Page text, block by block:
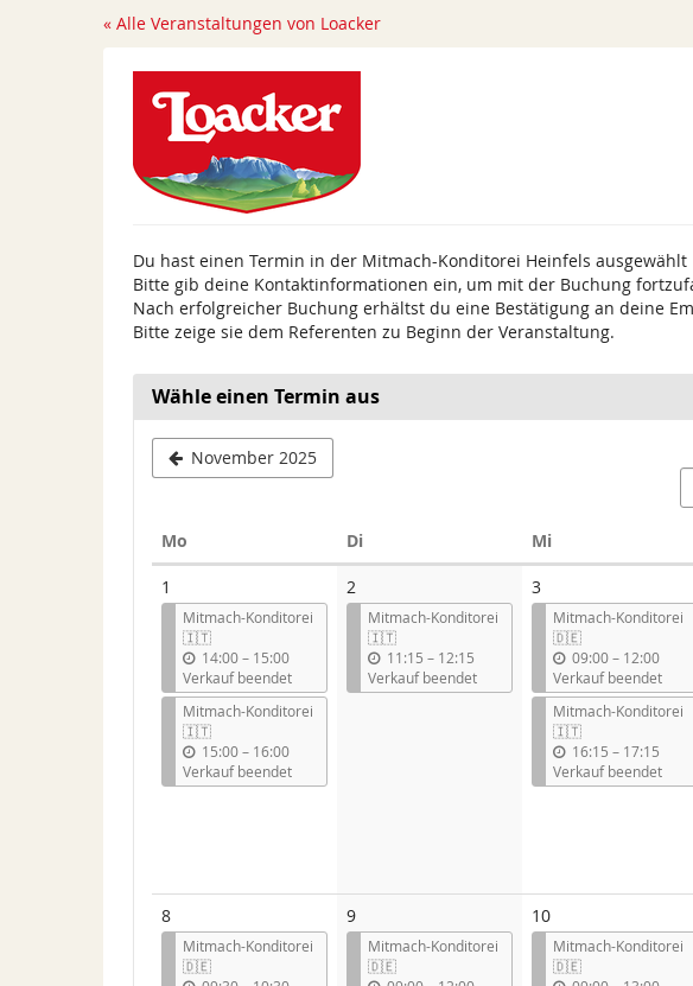
« Alle Veranstaltungen von Loacker
Du hast einen Termin in der Mitmach-Konditorei Heinfels ausgewählt
Bitte gib deine Kontaktinformationen ein, um mit der Buchung
Nach erfolgreicher Buchung erhältst du eine Bestätigung an deine
Bitte zeige sie dem Referenten zu Beginn der Veranstaltung.
Wähle einen Termin aus
November 2025
Mo DiDienstag MiMittwoch
1
Mitmach-Konditorei
🇮🇹
14:00–b
i
s
15:00
Verkauf beendet
Mitmach-Konditorei
🇮🇹
15:00–b
i
s
16:00
Verkauf beendet
2
Mitmach-Konditorei
🇮🇹
11:15 –b
i
s
12:15
Verkauf beendet
3
Mitmach-Konditorei
🇩🇪
09:00–b
i
s
12:00
Verkauf beendet
Mitmach-Konditorei
🇮🇹
16:15 –b
i
s
17:15
Verkauf beendet
8
Mitmach-Konditorei
🇩🇪
9
Mitmach-Konditorei
🇩🇪
10
Mitmach-Konditorei
🇩🇪